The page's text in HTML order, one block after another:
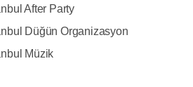
After Party
Düğün Organizasyon
Müzik